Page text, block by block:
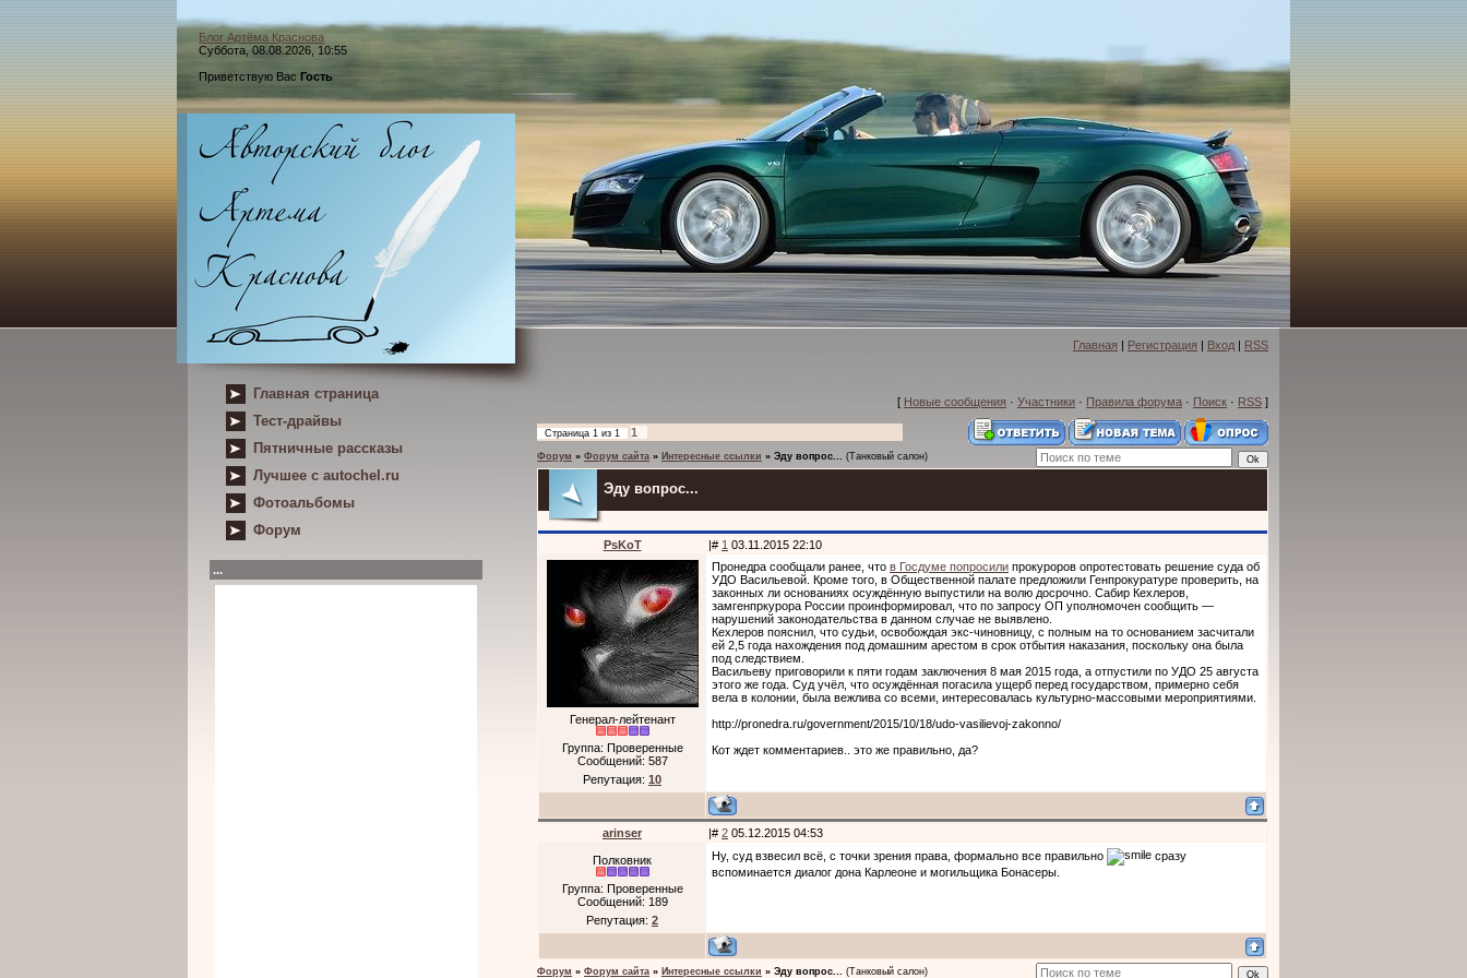
Блог Артёма Краснова
Суббота, 08.08.2026, 10:55
Приветствую Вас Гость
Главная | Регистрация | Вход | RSS
Главная страница
Тест-драйвы
Пятничные рассказы
Лучшее с autochel.ru
Фотоальбомы
Форум
...
[ Новые сообщения · Участники · Правила форума · Поиск · RSS ]
Страница 1 из 1 1
Форум » Форум сайта » Интересные ссылки » Эду вопрос... (Танковый салон)
Эду вопрос...
PsKoT |# 1 03.11.2015 22:10
Генерал-лейтенант
Группа: Проверенные
Сообщений: 587
Репутация: 10
Пронедра сообщали ранее, что в Госдуме попросили прокуроров опротестовать решение суда об
УДО Васильевой. Кроме того, в Общественной палате предложили Генпрокуратуре проверить, на
законных ли основаниях осуждённую выпустили на волю досрочно. Сабир Кехлеров,
замгенпркурора России проинформировал, что по запросу ОП уполномочен сообщить —
нарушений законодательства в данном случае не выявлено.
Кехлеров пояснил, что судьи, освобождая экс-чиновницу, с полным на то основанием засчитали
ей 2,5 года нахождения под домашним арестом в срок отбытия наказания, поскольку она была
под следствием.
Васильеву приговорили к пяти годам заключения 8 мая 2015 года, а отпустили по УДО 25 августа
этого же года. Суд учёл, что осуждённая погасила ущерб перед государством, примерно себя
вела в колонии, была вежлива со всеми, интересовалась культурно-массовыми мероприятиями.
http://pronedra.ru/government/2015/10/18/udo-vasilievoj-zakonno/
Кот ждет комментариев.. это же правильно, да?
arinser |# 2 05.12.2015 04:53
Полковник
Группа: Проверенные
Сообщений: 189
Репутация: 2
Ну, суд взвесил всё, с точки зрения права, формально все правильно
сразу
вспоминается диалог дона Карлеоне и могильщика Бонасеры.
Форум » Форум сайта » Интересные ссылки » Эду вопрос... (Танковый салон)